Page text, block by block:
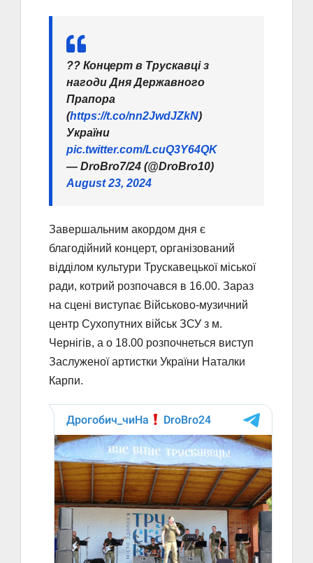
?? Концерт в Трускавці з
нагоди Дня Державного
Прапора
(https://t.co/nn2JwdJZkN)
України
pic.twitter.com/LcuQ3Y64QK
— DroBro7/24 (@DroBro10)
August 23, 2024
Завершальним акордом дня є
благодійний концерт, організований
відділом культури Трускавецької міської
ради, котрий розпочався в 16.00. Зараз
на сцені виступає Військово-музичний
центр Сухопутних військ ЗСУ з м.
Чернігів, а о 18.00 розпочнеться виступ
Заслуженої артистки України Наталки
Карпи.